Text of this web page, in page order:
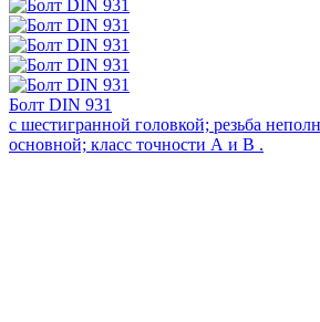
Болт DIN 931
с шестигранной головкой; резьба
основной; класс точности А и В .